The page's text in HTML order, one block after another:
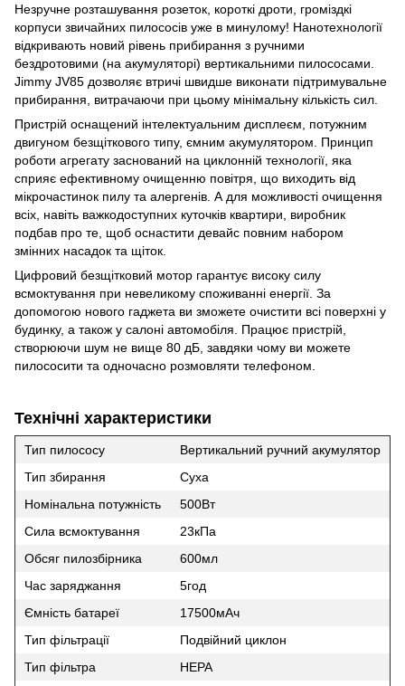
Незручне розташування розеток, короткі дроти, громіздкі
корпуси звичайних пилососів уже в минулому! Нанотехнології
відкривають новий рівень прибирання з ручними
бездротовими (на акумуляторі) вертикальними пилососами.
Jimmy JV85 дозволяє втричі швидше виконати підтримувальне
прибирання, витрачаючи при цьому мінімальну кількість сил.
Пристрій оснащений інтелектуальним дисплеєм, потужним
двигуном безщіткового типу, ємним акумулятором. Принцип
роботи агрегату заснований на циклонній технології, яка
сприяє ефективному очищенню повітря, що виходить від
мікрочастинок пилу та алергенів. А для можливості очищення
всіх, навіть важкодоступних куточків квартири, виробник
подбав про те, щоб оснастити девайс повним набором
змінних насадок та щіток.
Цифровий безщітковий мотор гарантує високу силу
всмоктування при невеликому споживанні енергії. За
допомогою нового гаджета ви зможете очистити всі поверхні у
будинку, а також у салоні автомобіля. Працює пристрій,
створюючи шум не вище 80 дБ, завдяки чому ви можете
пилососити та одночасно розмовляти телефоном.
Технічні характеристики
Тип пилососу
Вертикальний ручний акумулятор
Тип збирання
Суха
Номінальна потужність
500Вт
Сила всмоктування
23кПа
Обсяг пилозбірника
600мл
Час заряджання
5год
Ємність батареї
17500мАч
Тип фільтрації
Подвійний циклон
Тип фільтра
НЕРА